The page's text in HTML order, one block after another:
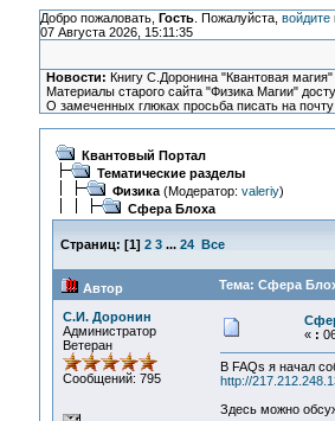
Добро пожаловать, Гость. Пожалуйста, войдите
07 Августа 2026, 15:11:35
Новости: Книгу С.Доронина "Квантовая
Материалы старого сайта "Физика Магии"
О замеченных глюках просьба писать на
Квантовый Портал
Тематические разделы
Физика(Модератор: valeriy)
Сфера Блоха
Страниц: [1] 2 3 ... 24 Все
Автор Тема: Сфера
С.И. Доронин
Администратор
Ветеран
Сообщений: 795
« :
В FAQs я начал
http://
Здесь можно